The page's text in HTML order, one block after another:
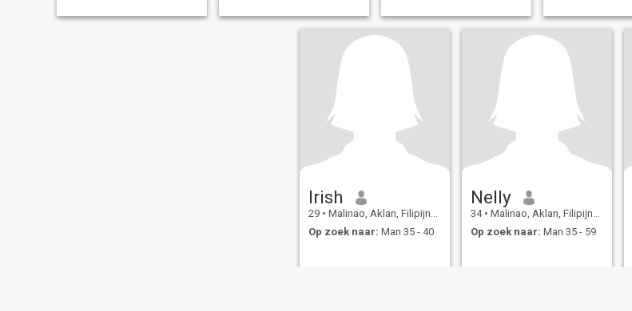
Irish
29 • Malinao, Aklan, Filipijnen
Op zoek naar: Man 35 - 40
Nelly
34 • Malinao, Aklan, Filipijnen
Op zoek naar: Man 35 - 59